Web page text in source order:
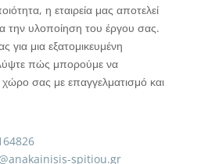
η εταιρεία μας αποτελεί
την υλοποίηση του έργου σας.
για μια εξατομικευμένη
πώς μπορούμε να
σας με επαγγελματισμό και
spitiou.gr